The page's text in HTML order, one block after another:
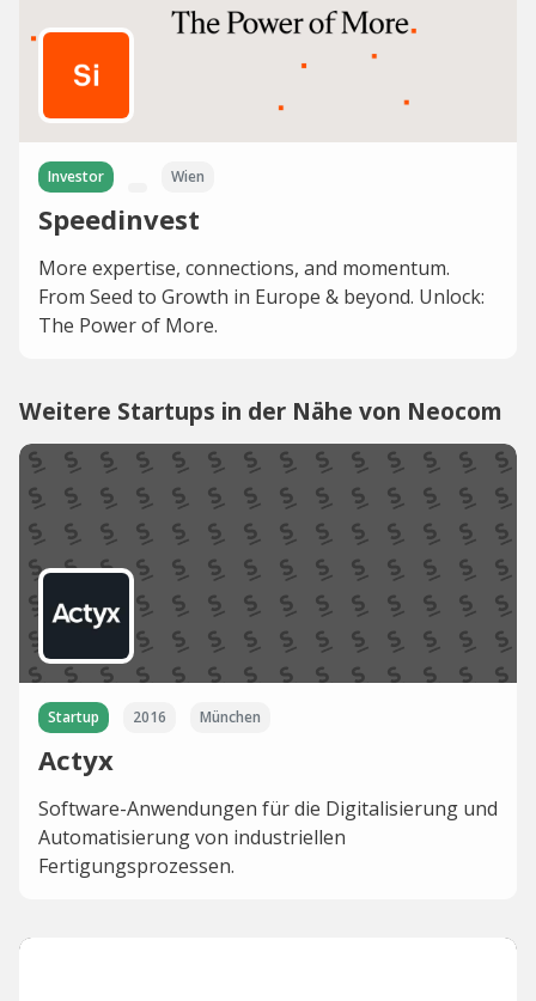
Investor Wien
Speedinvest
More expertise, connections, and momentum.
From Seed to Growth in Europe & beyond. Unlock:
The Power of More.
Weitere Startups in der Nähe von Neocom
Startup 2016 München
Actyx
Software-Anwendungen für die Digitalisierung und
Automatisierung von industriellen
Fertigungsprozessen.